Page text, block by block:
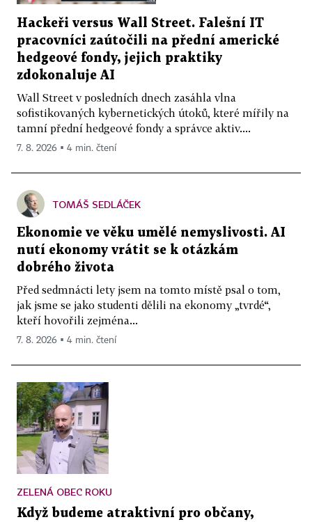
Hackeři versus Wall Street. Falešní IT
pracovníci zaútočili na přední americké
hedgeové fondy, jejich praktiky
zdokonaluje AI
Wall Street v posledních dnech zasáhla vlna
sofistikovaných kybernetických útoků, které mířily na
tamní přední hedgeové fondy a správce aktiv....
7. 8. 2026 ▪ 4 min. čtení
TOMÁŠ SEDLÁČEK
Ekonomie ve věku umělé nemyslivosti. AI
nutí ekonomy vrátit se k otázkám
dobrého života
Před sedmnácti lety jsem na tomto místě psal o tom,
jak jsme se jako studenti dělili na ekonomy „tvrdé“,
kteří hovořili zejména...
7. 8. 2026 ▪ 4 min. čtení
ZELENÁ OBEC ROKU
Když budeme atraktivní pro občany,